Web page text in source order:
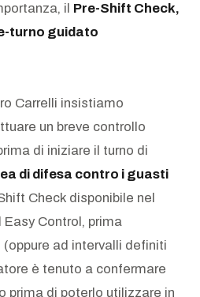
il Pre-Shift Check,
turno guidato
Carrelli insistiamo
un breve controllo
di iniziare il turno di
di difesa contro i guasti
Check disponibile nel
Control, prima
(oppure ad intervalli definiti
è tenuto a confermare
prima di poterlo utilizzare in